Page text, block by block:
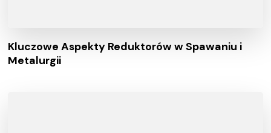
Kluczowe Aspekty Reduktorów w Spawaniu i
Metalurgii